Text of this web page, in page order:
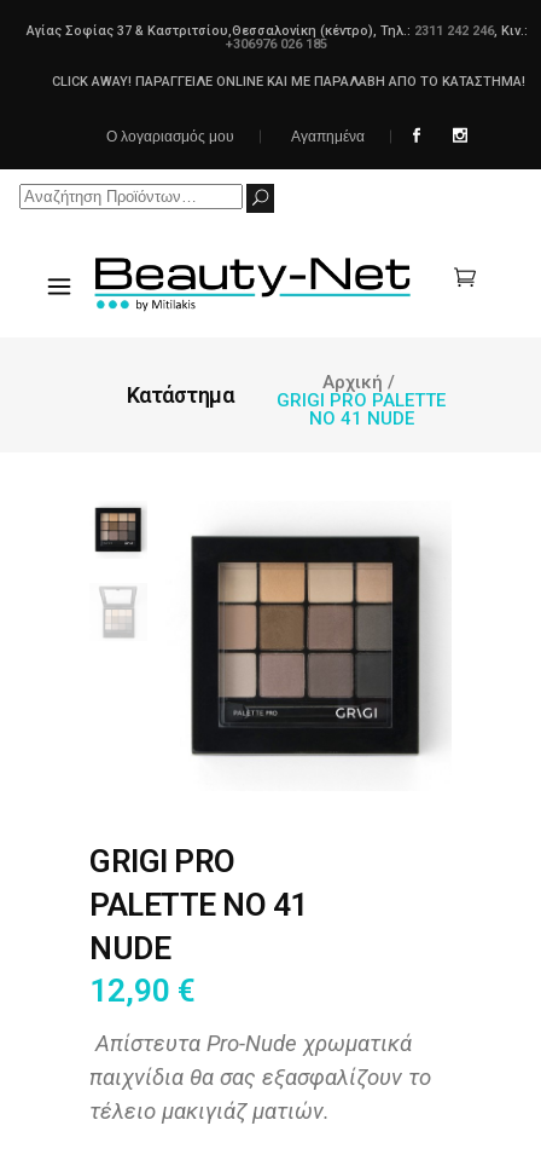
Αγίας Σοφίας 37 & Καστριτσίου,Θεσσαλονίκη (κέντρο), Τηλ.: 2311 242 246, Κιν.:
+306976 026 185
CLICK AWAY! ΠΑΡΑΓΓΕΙΛΕ ONLINE ΚΑΙ ΜΕ ΠΑΡΑΛΑΒΗ ΑΠΟ ΤΟ ΚΑΤΑΣΤΗΜΑ!
Ο λογαριασμός μου Αγαπημένα
Search
Κατάστημα Αρχική /
GRIGI PRO PALETTE
NO 41 NUDE
GRIGI PRO
PALETTE NO 41
NUDE
12,90 €
Απίστευτα Pro-Nude χρωματικά
παιχνίδια θα σας εξασφαλίζουν το
τέλειο μακιγιάζ ματιών.